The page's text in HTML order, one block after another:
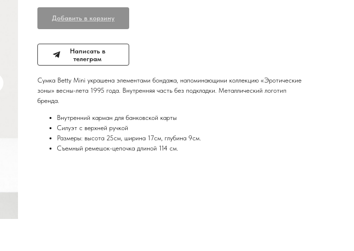
Добавить в корзину
Написать в
телеграм
Сумка Betty Mini украшена элементами бондажа, напоминающими коллекцию «Эротические
зоны» весны-лета 1995 года. Внутренняя часть без подкладки. Металлический логотип
бренда.
Внутренний карман для банковской карты
Силуэт с верхней ручкой
Размеры: высота 25см, ширина 17см, глубина 9см.
Съемный ремешок-цепочка длиной 114 см.